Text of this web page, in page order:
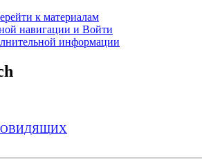
к материалам
навигации и Войти
информации